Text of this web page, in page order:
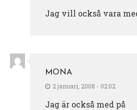
Jag vill också vara
MONA
2 januari, 2008 - 02:02
Jag är också med på